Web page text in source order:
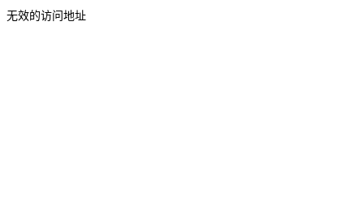
无效的访问地址